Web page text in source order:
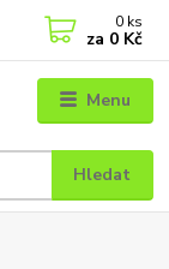
Menu
Hledat
0 ks
za 0 Kč